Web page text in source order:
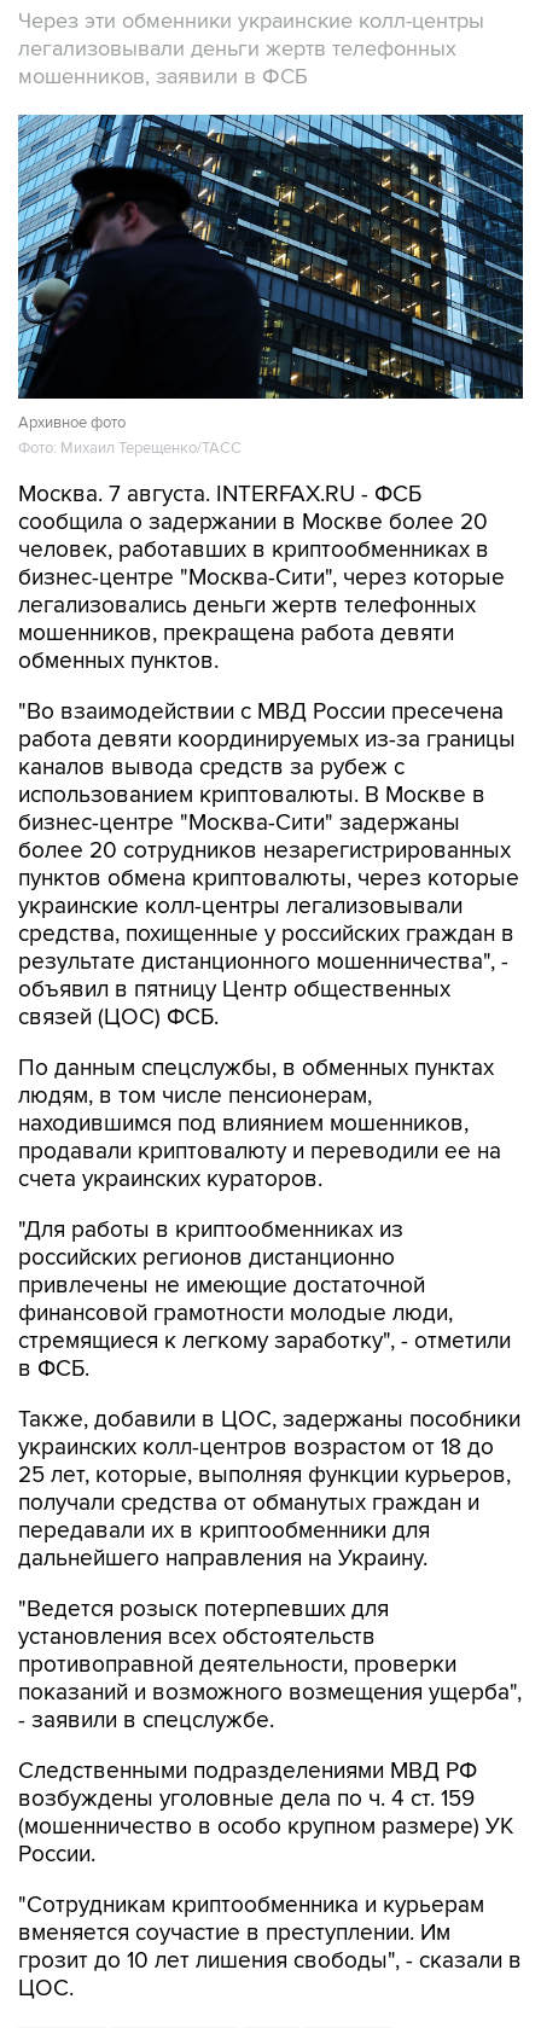
Через эти обменники украинские колл-центры
легализовывали деньги жертв телефонных
мошенников, заявили в ФСБ
Архивное фото
Фото: Михаил Терещенко/ТАСС
Москва. 7 августа. INTERFAX.RU - ФСБ
сообщила о задержании в Москве более 20
человек, работавших в криптообменниках в
бизнес-центре "Москва-Сити", через которые
легализовались деньги жертв телефонных
мошенников, прекращена работа девяти
обменных пунктов.
"Во взаимодействии с МВД России пресечена
работа девяти координируемых из-за границы
каналов вывода средств за рубеж с
использованием криптовалюты. В Москве в
бизнес-центре "Москва-Сити" задержаны
более 20 сотрудников незарегистрированных
пунктов обмена криптовалюты, через которые
украинские колл-центры легализовывали
средства, похищенные у российских граждан в
результате дистанционного мошенничества", -
объявил в пятницу Центр общественных
связей (ЦОС) ФСБ.
По данным спецслужбы, в обменных пунктах
людям, в том числе пенсионерам,
находившимся под влиянием мошенников,
продавали криптовалюту и переводили ее на
счета украинских кураторов.
"Для работы в криптообменниках из
российских регионов дистанционно
привлечены не имеющие достаточной
финансовой грамотности молодые люди,
стремящиеся к легкому заработку", - отметили
в ФСБ.
Также, добавили в ЦОС, задержаны пособники
украинских колл-центров возрастом от 18 до
25 лет, которые, выполняя функции курьеров,
получали средства от обманутых граждан и
передавали их в криптообменники для
дальнейшего направления на Украину.
"Ведется розыск потерпевших для
установления всех обстоятельств
противоправной деятельности, проверки
показаний и возможного возмещения ущерба",
- заявили в спецслужбе.
Следственными подразделениями МВД РФ
возбуждены уголовные дела по ч. 4 ст. 159
(мошенничество в особо крупном размере) УК
России.
"Сотрудникам криптообменника и курьерам
вменяется соучастие в преступлении. Им
грозит до 10 лет лишения свободы", - сказали в
ЦОС.